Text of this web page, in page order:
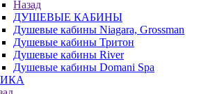
Назад
ДУШЕВЫЕ КАБИНЫ
Душевые кабины Niagara, Grossman
Душевые кабины Тритон
Душевые кабины River
Душевые кабины Domani Spa